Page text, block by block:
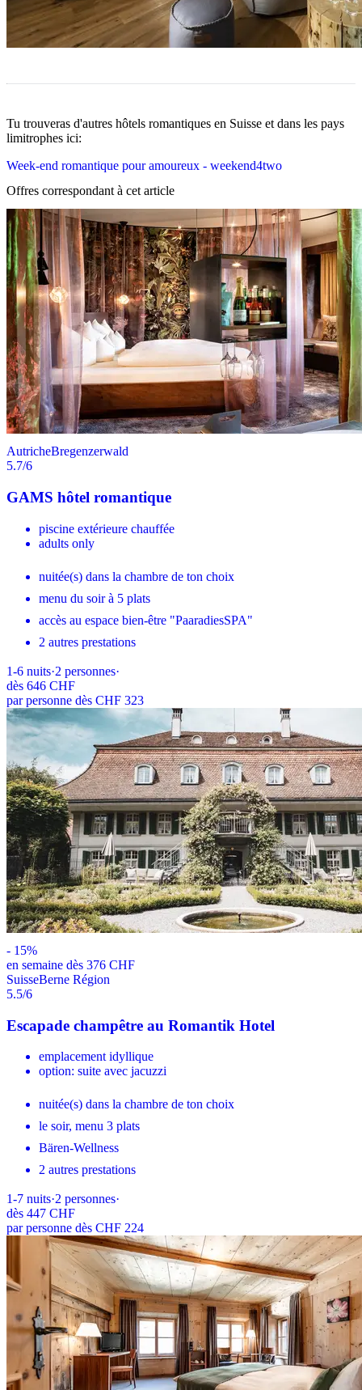
Tu trouveras d'autres hôtels romantiques en Suisse et dans les pays
limitrophes ici:
Week-end romantique pour amoureux - weekend4two
Offres correspondant à cet article
AutricheBregenzerwald
5.7/6
GAMS hôtel romantique
piscine extérieure chauffée
adults only
nuitée(s) dans la chambre de ton choix
menu du soir à 5 plats
accès au espace bien-être "PaaradiesSPA"
2 autres prestations
1-6 nuits·2 personnes·
dès 646 CHF
par personne dès CHF 323
- 15%
en semaine dès 376 CHF
SuisseBerne Région
5.5/6
Escapade champêtre au Romantik Hotel
emplacement idyllique
option: suite avec jacuzzi
nuitée(s) dans la chambre de ton choix
le soir, menu 3 plats
Bären-Wellness
2 autres prestations
1-7 nuits·2 personnes·
dès 447 CHF
par personne dès CHF 224